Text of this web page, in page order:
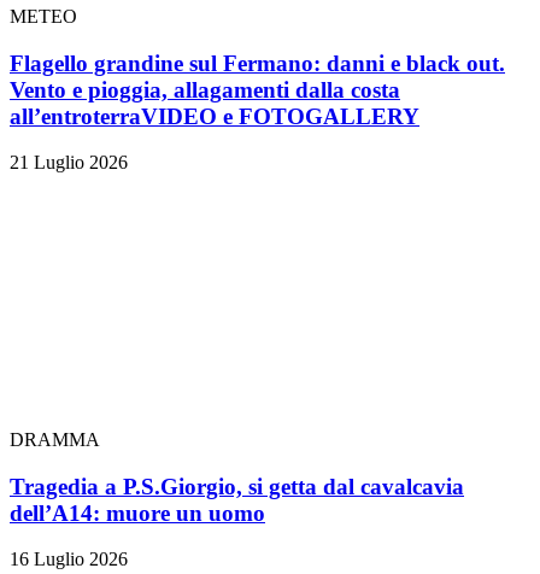
METEO
Flagello grandine sul Fermano: danni e black out.
Vento e pioggia, allagamenti dalla costa
all’entroterraVIDEO e FOTOGALLERY
21 Luglio 2026
DRAMMA
Tragedia a P.S.Giorgio, si getta dal cavalcavia
dell’A14: muore un uomo
16 Luglio 2026